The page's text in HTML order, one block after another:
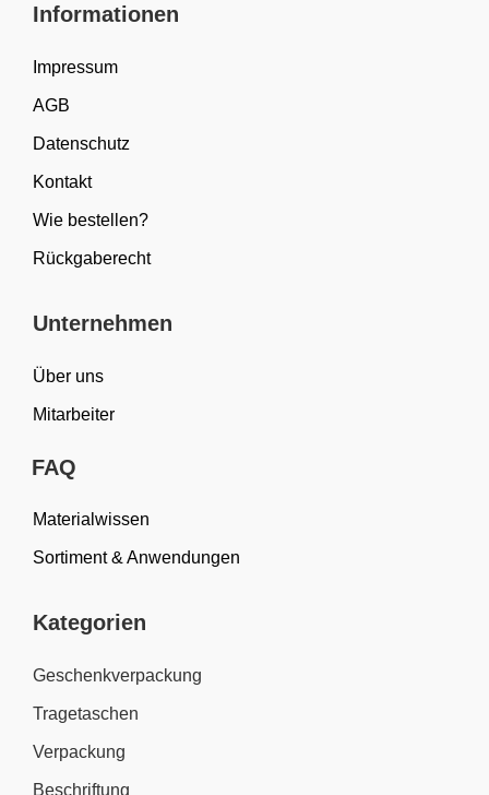
Informationen
Impressum
AGB
Datenschutz
Kontakt
Wie bestellen?
Rückgaberecht
Unternehmen
Über uns
Mitarbeiter
FAQ
Materialwissen
Sortiment & Anwendungen
Kategorien
Geschenkverpackung
Tragetaschen
Verpackung
Beschriftung